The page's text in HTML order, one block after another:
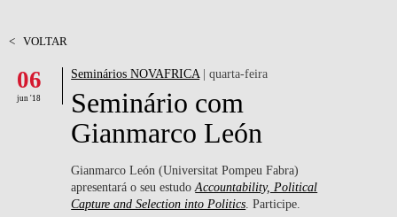
DOCENTES E INVESTIGAÇÃO
COMUNIDADE
WHAT'S HAPPENING
< VOLTAR
06
jun '18
Seminários NOVAFRICA| quarta-feira
Seminário com
Gianmarco León
Gianmarco León (Universitat Pompeu Fabra)
apresentará o seu estudoAccountability, Political
Capture and Selection into Politics . Participe.